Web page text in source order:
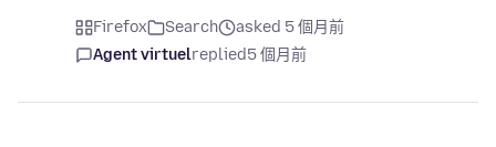
Firefox Search
asked 5 個月前
Agent virtuelreplied5 個月前